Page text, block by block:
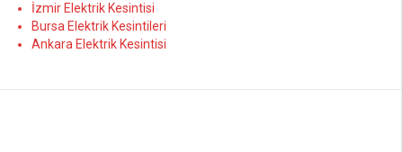
İzmir Elektrik Kesintisi
Bursa Elektrik Kesintileri
Ankara Elektrik Kesintisi